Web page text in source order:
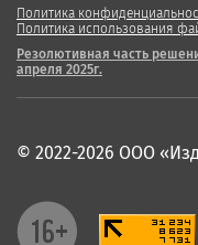
Политика
Политика использования
Резолютивная часть
апреля 2025г.
© 2022-2026 ООО